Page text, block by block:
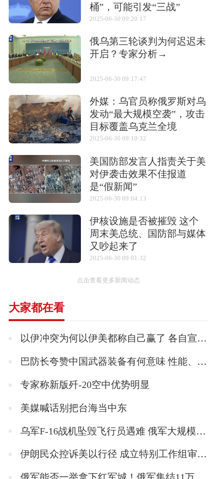
M-7（8610/CSS-
8）
B611“枕木”
SM-62/蛇
型号演变
烈火系列导弹的第一个型号：烈火技术验证导
弹(Agni-TD)，这是SLV-3固体火箭外加大地导
弹作为第二级构成的中程弹道导弹试验弹。后
来，直接利用验证导弹衍生出二级固体发动机
的烈火2号导弹。烈火3号导弹是一种二级固体
发动机的中程弹道导弹，射程短，推力不足。
工程师通过使用复合材料对发动机壳体减重、
增大发动机直径等改进措施，派生出原名烈火2
号精进型，现在正式编号烈火4号的中程导弹导
弹。烈火5导弹在烈火3的基础上增加了第三
级，是一款最大射程约5500千米的单弹头三级
固体弹道导弹，携带1个弹头和1个气球诱饵。
使用情况
制的远程弹道导弹“烈火-5”于当日上午首次试
射成功。这是印度首次发射射程为5000公里的
导弹，印度媒体称这标志着印度已具备发射洲
程弹道导弹“烈火-5”，这也是两年内该国再次
试射这一型导弹。“烈火-5”导弹可携带核弹
地区、非洲的一部分以及欧洲的一部分。
桶”，可能引发“三战”
2025-06-30 09:20:17
俄乌第三轮谈判为何迟迟未
开启？专家分析→
2025-06-30 09:17:47
外媒：乌官员称俄罗斯对乌
发动“最大规模空袭”，攻击
目标覆盖乌克兰全境
2025-06-30 09:10:32
美国防部发言人指责关于美
对伊袭击效果不佳报道
是“假新闻”
2025-06-30 09:04:13
伊核设施是否被摧毁 这个
周末美总统、国防部与媒体
又吵起来了
2025-06-30 09:01:32
点击查看更多新闻动态
大家都在看
以伊冲突为何以伊美都称自己赢了 各自宣称胜利的背后
巴防长夸赞中国武器装备有何意味 性能、信任与地缘战略的三重胜利！
专家称新版歼-20空中优势明显
美媒喊话别把台海当中东
乌军F-16战机坠毁飞行员遇难 俄军大规模夜袭所致
伊朗民众控诉美以行径 成立特别工作组审查侵略行为